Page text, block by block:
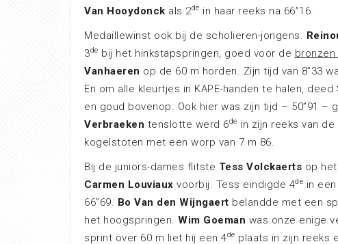
Van Hooydonck als 2de in haar reeks na 66”16.
Medaillewinst ook bij de scholieren-jongens.
3de bij het hinkstapspringen, goed voor de bronzen
Vanhaeren op de 60 m horden. Zijn tijd van 8”33
En om alle kleurtjes in KAPE-handen te halen,
en goud bovenop. Ook hier was zijn tijd – 50”91 –
Verbraeken tenslotte werd 6de in zijn reeks van de
kogelstoten met een worp van 7 m 86.
Bij de juniors-dames flitste Tess Volckaerts op
Carmen Louviaux voorbij. Tess eindigde 4de in
66”69. Bo Van den Wijngaert belandde met een
het hoogspringen. Wim Goeman was onze enige
sprint over 60 m liet hij een 4de plaats in zijn reeks